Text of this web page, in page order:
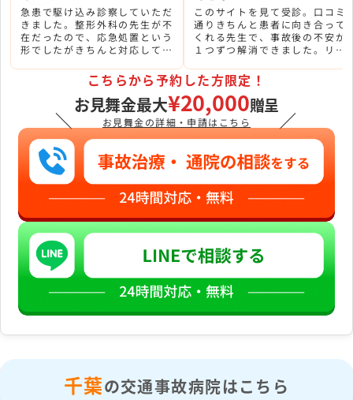
急患で駆け込み診察していただ
きました。整形外科の先生が不
在だったので、応急処置という
形でしたがきちんと対応してい
整形外科を受診し通院中です
が、親切な先生で話しやすいで
このサイトを見て受診。口コミ
通りきちんと患者に向き合って
くれる先生で、事故後の不安が
１つずつ解消できました。リハ
るので、とても取り組みやすい
です。
＼
こちらから予約した方限定！
お見舞金最大¥20,000贈呈
お見舞金の詳細・申請はこちら ／
千葉の交通事故病院はこちら